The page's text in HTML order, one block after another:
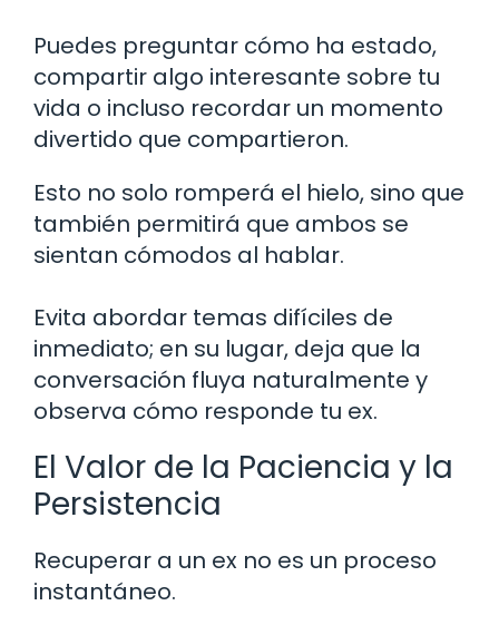
Puedes preguntar cómo ha estado,
compartir algo interesante sobre tu
vida o incluso recordar un momento
divertido que compartieron.
Esto no solo romperá el hielo, sino que
también permitirá que ambos se
sientan cómodos al hablar.
Evita abordar temas difíciles de
inmediato; en su lugar, deja que la
conversación fluya naturalmente y
observa cómo responde tu ex.
El Valor de la Paciencia y la
Persistencia
Recuperar a un ex no es un proceso
instantáneo.